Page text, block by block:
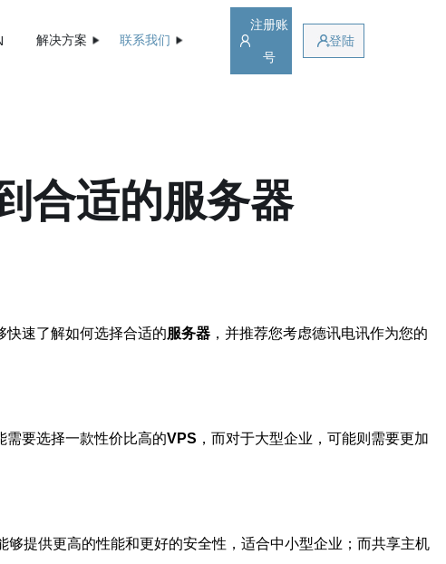
解决方案 联系我们
注册账
号
登陆
合适的服务器
快速了解如何选择合适的服务器 ，并推荐您考虑德讯电讯作为您的
需要选择一款性价比高的VPS ，而对于大型企业，可能则需要更加
够提供更高的性能和更好的安全性，适合中小型企业；而共享主机